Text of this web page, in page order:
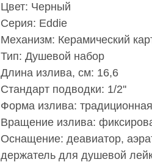
Цвет: Черный
Серия: Eddie
Механизм: Керамический
Тип: Душевой набор
Длина излива, см: 16,6
Стандарт подводки: 1/2''
Форма излива: традиционная
Вращение излива:
Оснащение: деавиатор,
держатель для душевой